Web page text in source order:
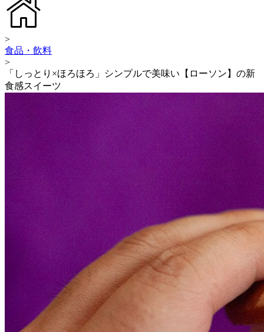
>
食品・飲料
>
「しっとり×ほろほろ」シンプルで美味い【ローソン】の新
食感スイーツ